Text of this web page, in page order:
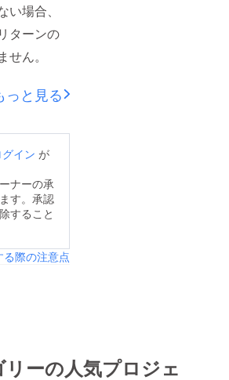
場合、
ターンの
ん。
っと見る
グイン が
ナーの承
す。承認
すること
る際の注意点
ーの人気プロジェ